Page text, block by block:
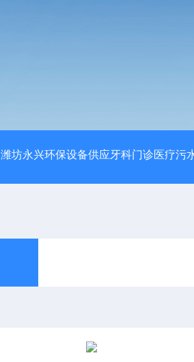
潍坊永兴环保设备供应牙科门诊医疗污